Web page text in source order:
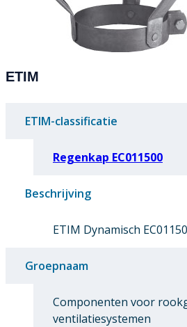
ETIM
ETIM-classificatie
Regenkap EC011500
Beschrijving
ETIM Dynamisch
Groepnaam
Componenten voor
ventilatiesystemen